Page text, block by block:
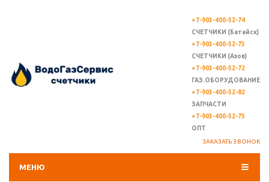
+7-903-400-52-74
СЧЕТЧИКИ (Батайск)
+7-903-400-52-73
СЧЕТЧИКИ (Азов)
+7-903-400-52-72
ГАЗ.ОБОРУДОВАНИЕ
+7-903-400-52-82
ЗАПЧАСТИ
+7-903-400-52-75
ОПТ
ЗАКАЗАТЬ ЗВОНОК
МЕНЮ